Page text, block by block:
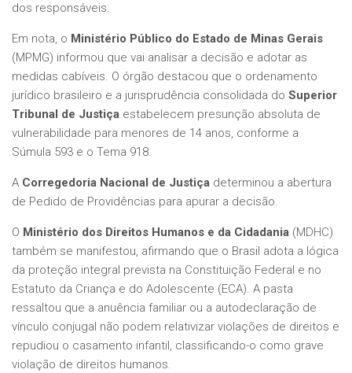
dos responsáveis.
Em nota, o Ministério Público do Estado de Minas Gerais
(MPMG) informou que vai analisar a decisão e adotar as
medidas cabíveis. O órgão destacou que o ordenamento
jurídico brasileiro e a jurisprudência consolidada do Superior
Tribunal de Justiça estabelecem presunção absoluta de
vulnerabilidade para menores de 14 anos, conforme a
Súmula 593 e o Tema 918.
A Corregedoria Nacional de Justiça determinou a abertura
de Pedido de Providências para apurar a decisão.
O Ministério dos Direitos Humanos e da Cidadania (MDHC)
também se manifestou, afirmando que o Brasil adota a lógica
da proteção integral prevista na Constituição Federal e no
Estatuto da Criança e do Adolescente (ECA). A pasta
ressaltou que a anuência familiar ou a autodeclaração de
vínculo conjugal não podem relativizar violações de direitos e
repudiou o casamento infantil, classificando-o como grave
violação de direitos humanos.